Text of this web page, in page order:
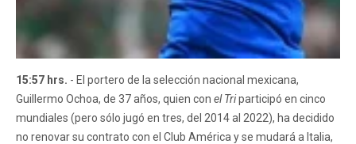
15:57 hrs. - El portero de la selección nacional mexicana,
Guillermo Ochoa, de 37 años, quien con el Triparticipó en cinco
mundiales (pero sólo jugó en tres, del 2014 al 2022), ha decidido
no renovar su contrato con el Club América y se mudará a Italia,